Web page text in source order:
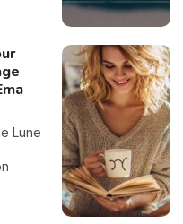
a
une
d'axe
les
que
de la
Lune